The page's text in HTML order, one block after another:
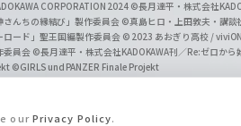
ourPrivacy Policy.
CORPORATION 2024 ©長月達平・株式会社
んちの縁結び」製作委員会 ©真島ヒロ・上田敦夫・講談
ード」聖王国編製作委員会 © 2023 あおぎり高校 /
委員会 ©長月達平・株式会社KADOKAWA刊／Re:ゼロか
©GIRLS und PANZER Finale Projekt